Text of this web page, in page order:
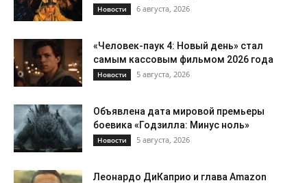
Новости 6 августа, 2026
«Человек-паук 4: Новый день» стал
самым кассовым фильмом 2026 года
Новости 5 августа, 2026
Объявлена дата мировой премьеры
боевика «Годзилла: Минус ноль»
Новости 5 августа, 2026
Леонардо ДиКаприо и глава Amazon